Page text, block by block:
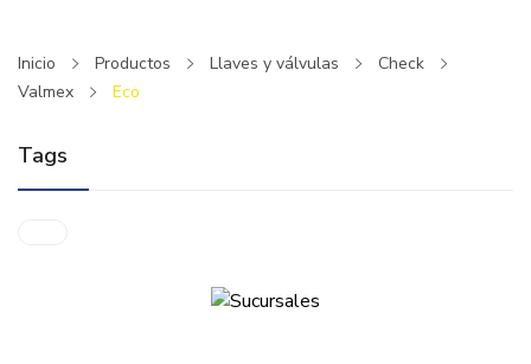
Inicio Productos Llaves y válvulas
Check
Valmex
Eco
Tags